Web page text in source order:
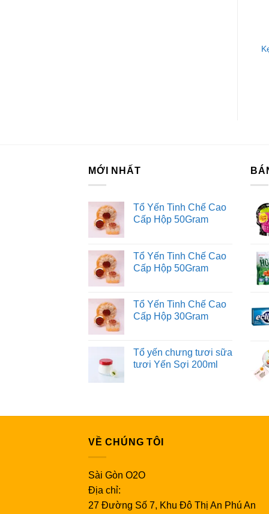
MỚI NHẤT
Tổ Yến Tinh Chế Cao
Cấp Hộp 50Gram
Tổ Yến Tinh Chế Cao
Cấp Hộp 50Gram
Tổ Yến Tinh Chế Cao
Cấp Hộp 30Gram
Tổ yến chưng tươi sữa
tươi Yến Sợi 200ml
VỀ CHÚNG TÔI
Sài Gòn O2O
Địa chỉ:
27 Đường Số 7, Khu Đô Thị An Phú An